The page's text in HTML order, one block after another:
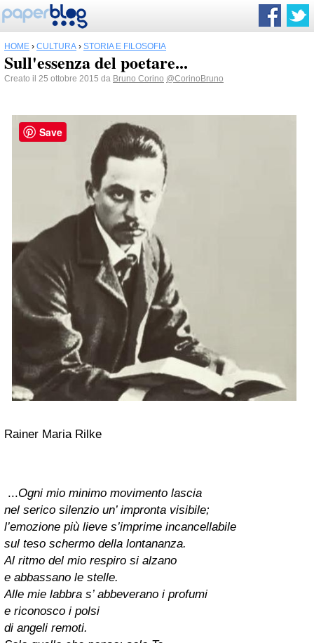
HOME › CULTURA › STORIA E FILOSOFIA
Sull'essenza del poetare...
Creato il 25 ottobre 2015 da Bruno Corino @CorinoBruno
Rainer Maria Rilke
...Ogni mio minimo movimento lascia
nel serico silenzio un’ impronta visibile;
l’emozione più lieve s’imprime incancellabile
sul teso schermo della lontananza.
Al ritmo del mio respiro si alzano
e abbassano le stelle.
Alle mie labbra s’ abbeverano i profumi
e riconosco i polsi
di angeli remoti.
Save